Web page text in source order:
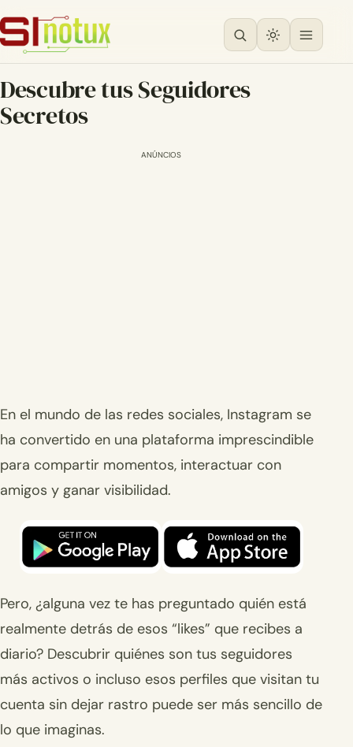
Descubre tus Seguidores
Secretos
ANÚNCIOS
En el mundo de las redes sociales, Instagram se
ha convertido en una plataforma imprescindible
para compartir momentos, interactuar con
amigos y ganar visibilidad.
Pero, ¿alguna vez te has preguntado quién está
realmente detrás de esos “likes” que recibes a
diario? Descubrir quiénes son tus seguidores
más activos o incluso esos perfiles que visitan tu
cuenta sin dejar rastro puede ser más sencillo de
lo que imaginas.